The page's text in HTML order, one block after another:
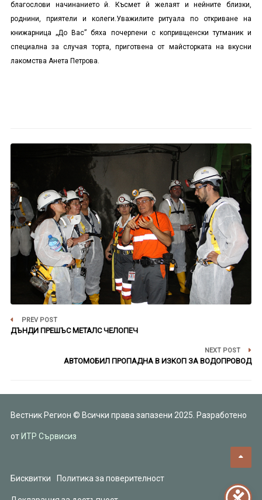
благослови начинанието й. Късмет й желаят и нейните близки,
роднини, приятели и колеги.Уважилите ритуала по откриване на
книжарница „До Вас” бяха почерпени с копривщенски тутманик и
специална за случая торта, приготвена от майсторката на вкусни
лакомства Анета Петрова.
PREV POST
ДЪНДИ ПРЕШЪС МЕТАЛС ЧЕЛОПЕЧ
NEXT POST
АВТОМОБИЛ ПРОПАДНА В ИЗКОП ЗА ВОДОПРОВОД
Вестник Регион © Всички права запазени 2025. Разработено
от ИТР Сървисиз
Бисквитки Политика за поверителност